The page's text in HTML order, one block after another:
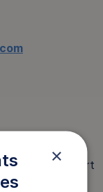
timmar och start
på var vi
×